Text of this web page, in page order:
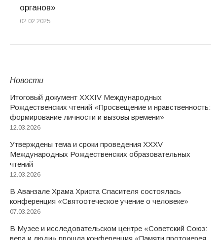
органов»
02.02.2025
Новости
Итоговый документ XXХIV Международных
Рождественских чтений «Просвещение и нравственность:
формирование личности и вызовы времени»
12.03.2026
Утверждены тема и сроки проведения XXXV
Международных Рождественских образовательных
чтений
12.03.2026
В Аванзале Храма Христа Спасителя состоялась
конференция «Святоотеческое учение о человеке»
07.03.2026
В Музее и исследовательском центре «Советский Союз:
вера и люди» прошла конференция «Памяти протоиерея